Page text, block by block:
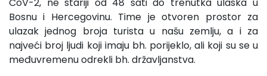
CoV-2, ne stariji od 48 sati do trenutka ulaska u
Bosnu i Hercegovinu. Time je otvoren prostor za
ulazak jednog broja turista u našu zemlju, a i za
najveći broj ljudi koji imaju bh. porijeklo, ali koji su se u
međuvremenu odrekli bh. državljanstva.